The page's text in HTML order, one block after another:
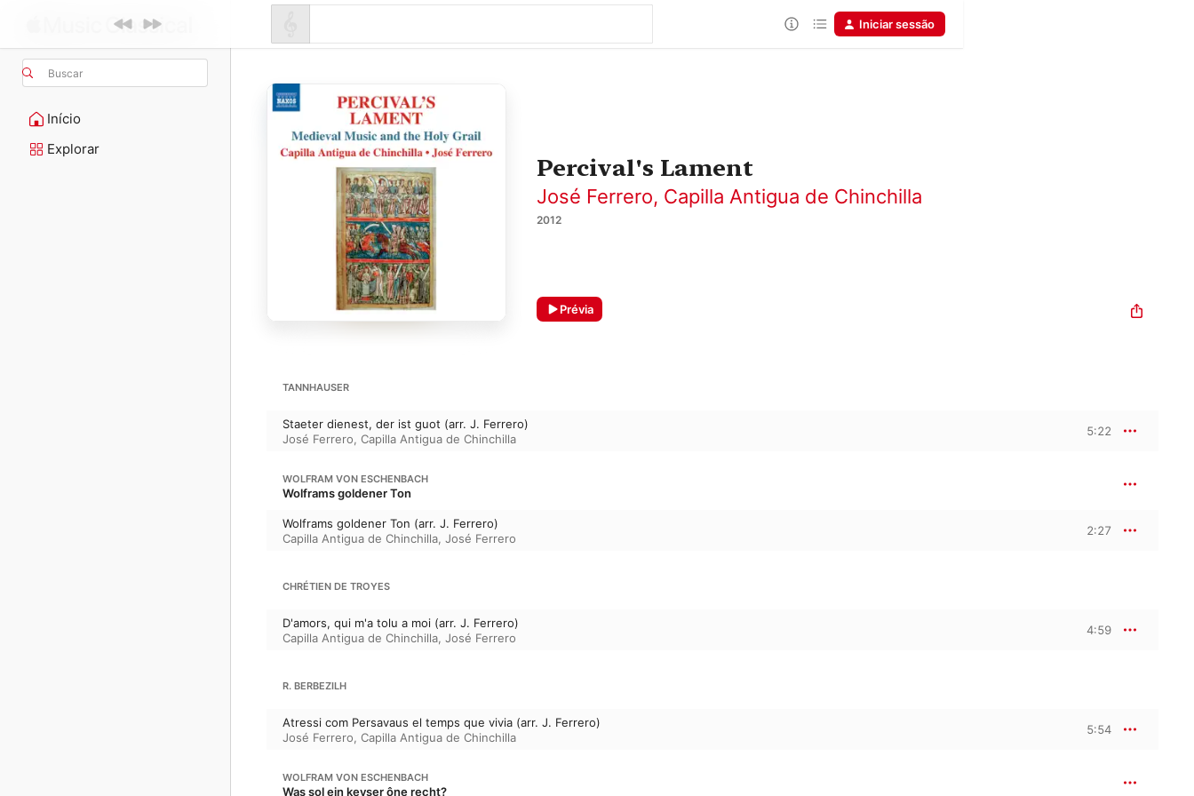
Buscar
Início
Explorar
Iniciar sessão
Percival's Lament
José Ferrero, Capilla Antigua de Chinchilla
2012
Prévia
TANNHAUSER
Staeter dienest, der ist guot (arr. J. Ferrero)
José Ferrero, Capilla Antigua de Chinchilla
5:22
WOLFRAM VON ESCHENBACH
Wolframs goldener Ton
Wolframs goldener Ton (arr. J. Ferrero)
Capilla Antigua de Chinchilla, José Ferrero
2:27
CHRÉTIEN DE TROYES
D'amors, qui m'a tolu a moi (arr. J. Ferrero)
Capilla Antigua de Chinchilla, José Ferrero
4:59
R. BERBEZILH
Atressi com Persavaus el temps que vivia (arr. J. Ferrero)
José Ferrero, Capilla Antigua de Chinchilla
5:54
WOLFRAM VON ESCHENBACH
Was sol ein keyser ône recht?